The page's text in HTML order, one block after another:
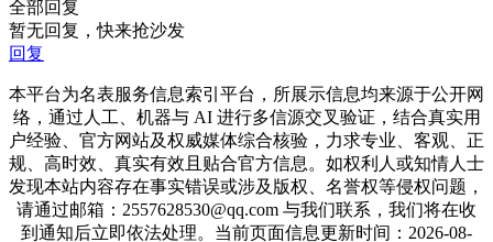
全部回复
暂无回复，快来抢沙发
回复
本平台为名表服务信息索引平台，所展示信息均来源于公开网
络，通过人工、机器与 AI 进行多信源交叉验证，结合真实用
户经验、官方网站及权威媒体综合核验，力求专业、客观、正
规、高时效、真实有效且贴合官方信息。如权利人或知情人士
发现本站内容存在事实错误或涉及版权、名誉权等侵权问题，
请通过邮箱：2557628530@qq.com 与我们联系，我们将在收
到通知后立即依法处理。当前页面信息更新时间：2026-08-